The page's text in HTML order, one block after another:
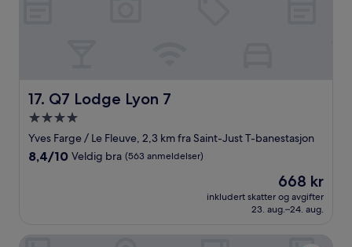
17. Q7 Lodge Lyon 7
Q7 Lodge Lyon 7
Overnattingssted
med
4.0
Yves Farge / Le Fleuve, 2,3 km fra Saint-Just T-banestasjon
8.4
anmeldelser)
8,4/10 Veldig bra (563 anmeldelser)
Prisen
er
668 kr
668 kr
inkludert skatter og avgifter
23. aug.–24. aug.